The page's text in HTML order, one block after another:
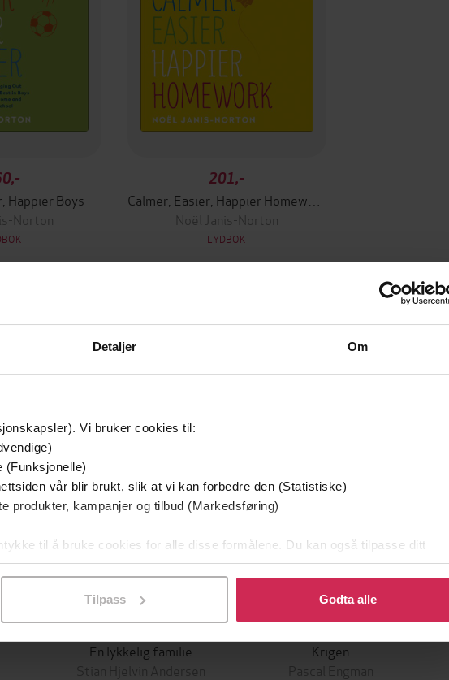
Detaljer Om
Vi bruker cookies til:
(Funksjonelle)
vår blir brukt, slik at vi kan forbedre den (Statistiske)
produkter, kampanjer og tilbud (Markedsføring)
til å bruke cookies for alle disse formålene. Du kan også tilpasse ditt
på «Tilpass». Du kan når som helst trekke tilbake eller endre ditt samtykke.
Tilpass Godta alle
Happier Boys
Norton
201,-
Noël Janis-Norton
LYDBOK
149,-
En lykkelig familie
Stian Hjelvin Andersen
Krigen
Pascal Engman